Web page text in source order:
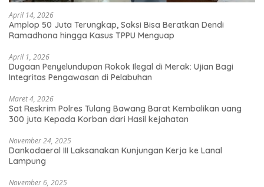
April 14, 2026
Amplop 50 Juta Terungkap, Saksi Bisa Beratkan Dendi
Ramadhona hingga Kasus TPPU Menguap
April 1, 2026
Dugaan Penyelundupan Rokok Ilegal di Merak: Ujian Bagi
Integritas Pengawasan di Pelabuhan
Maret 4, 2026
Sat Reskrim Polres Tulang Bawang Barat Kembalikan uang
300 juta Kepada Korban dari Hasil kejahatan
November 24, 2025
Dankodaeral III Laksanakan Kunjungan Kerja ke Lanal
Lampung
November 6, 2025